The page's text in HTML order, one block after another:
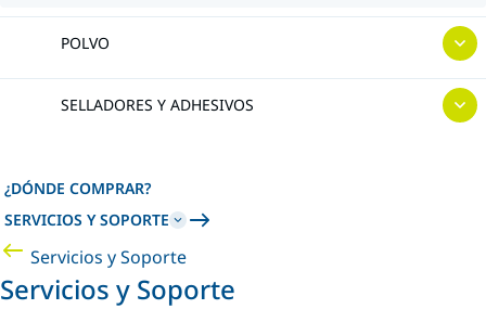
POLVO
SELLADORES Y ADHESIVOS
¿DÓNDE COMPRAR?
SERVICIOS Y SOPORTE
Servicios y Soporte
Servicios y Soporte